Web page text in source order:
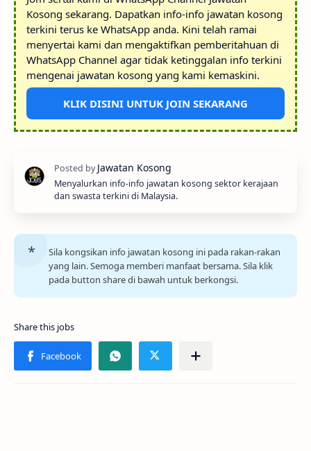
Kosong sekarang. Dapatkan info-info jawatan kosong
terkini terus ke WhatsApp anda. Kini telah ramai
menyertai kami dan mengaktifkan pemberitahuan di
WhatsApp Channel agar tidak ketinggalan info terkini
mengenai jawatan kosong yang kami kemaskini.
KLIK DISINI UNTUK JOIN SEKARANG
Menyalurkan info-info jawatan kosong sektor kerajaan
dan swasta terkini di Malaysia.
Sila kongsikan info jawatan kosong ini pada rakan-rakan
yang lain. Semoga memberi manfaat bersama. Sila klik
pada button share di bawah untuk berkongsi.